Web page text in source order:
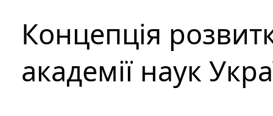
Концепція
академії наук